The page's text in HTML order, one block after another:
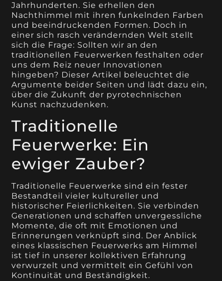
Jahrhunderten. Sie erhellen den
Nachthimmel mit ihren funkelnden Farben
und beeindruckenden Formen. Doch in
einer sich rasch verändernden Welt stellt
sich die Frage: Sollten wir an den
traditionellen Feuerwerken festhalten oder
uns dem Reiz neuer Innovationen
hingeben? Dieser Artikel beleuchtet die
Argumente beider Seiten und lädt dazu ein,
über die Zukunft der pyrotechnischen
Kunst nachzudenken.
Traditionelle
Feuerwerke: Ein
ewiger Zauber?
Traditionelle Feuerwerke sind ein fester
Bestandteil vieler kultureller und
historischer Feierlichkeiten. Sie verbinden
Generationen und schaffen unvergessliche
Momente, die oft mit Emotionen und
Erinnerungen verknüpft sind. Der Anblick
eines klassischen Feuerwerks am Himmel
ist tief in unserer kollektiven Erfahrung
verwurzelt und vermittelt ein Gefühl von
Kontinuität und Beständigkeit.